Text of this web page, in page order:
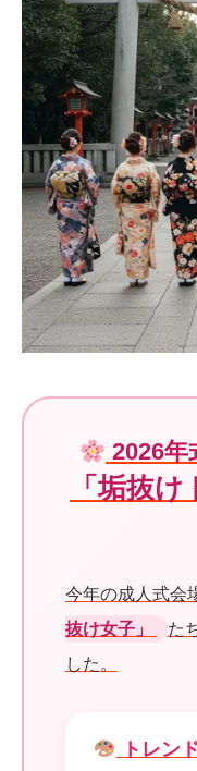
2026年
「垢抜
今年の成人式会
抜け女子」
た
した。
トレン